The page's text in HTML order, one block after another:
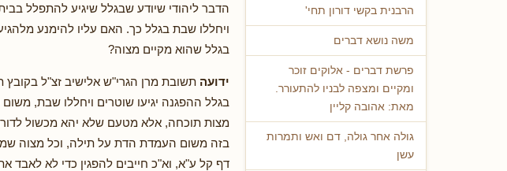
הרבנית בקשי דורון תחי'
משה נושא דברים
פרשת דברים - אלוקים זוכר
ומקיים ומצפה לבניו להתעורר.
מאת: אהובה קליין
גולה אחר גולה, דם ואש ותמרות
עשן
הדבר ליהודי שיודע שבגלל שיגיע להתפלל
ויחללו שבת בגלל כך. האם עליו להימנע
בגלל שהוא מקיים מצוה?
ידועה תשובת מרן הגרי"ש אלישיב זצ"ל
בגלל ההפגנה יגיעו שוטרים ויחללו שבת,
מצות תוכחה, אלא מטעם שלא יהא מכשול
בזה משום העמדת הדת על תילה, וכל מצוה
דף קל ע"א, וא"כ חייבים להפגין כדי לא